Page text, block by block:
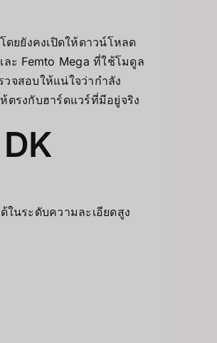
ยยังคงเปิดให้ดาวน์โหลด
ะ Femto Mega ที่ใช้โมดูล
จสอบให้แน่ใจว่ากำลัง
รงกับฮาร์ดแวร์ที่มีอยู่จริง
นระดับความละเอียดสูง